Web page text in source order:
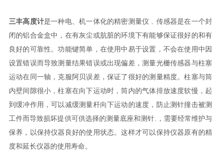
三丰高度计是一种电、机一体化的精密测量仪﹐传感器是在一个封
闭的铝合金盒中，在有灰尘或肮脏的环境下有能够保证很好的和有
良好的可靠性。功能键简单，在使用中易于设置，不会在使用中因
设置错误而导致测量结果错误或出现偏差，测量光栅传感器与柱塞
运动在同一轴，克服阿贝误差，保证了很好的测量精度。柱塞与筒
内壁间隙很小，柱塞在向下运动时，筒内的气体排放速度软慢，起
到缓冲作用，可以减缓测量杆向下运动的速度，防止测针撞击被测
工件而导致损坏提供可供选择的测量底座和测针.，需要经常维护与
保养，以保持仪器良好的使用状态。这样才可以保持仪器原有的精
度和延长仪器的使用寿命。